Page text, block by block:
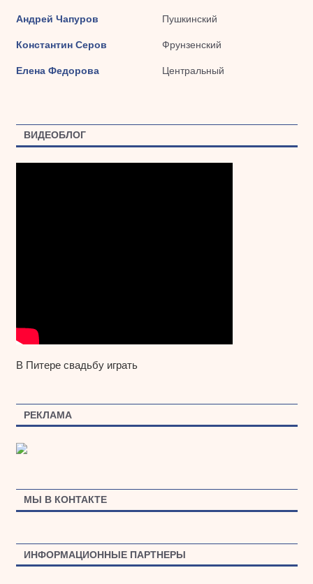
Андрей Чапуров Пушкинский
Константин Серов Фрунзенский
Елена Федорова Центральный
ВИДЕОБЛОГ
В Питере свадьбу играть
РЕКЛАМА
МЫ В КОНТАКТЕ
ИНФОРМАЦИОННЫЕ ПАРТНЕРЫ